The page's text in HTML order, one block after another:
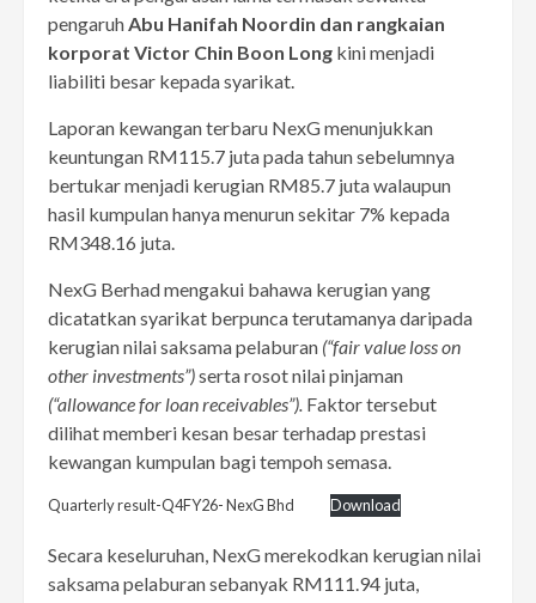
pengaruhAbu Hanifah Noordin dan rangkaian
korporat Victor Chin Boon Long kini menjadi
liabiliti besar kepada syarikat.
Laporan kewangan terbaru NexG menunjukkan
keuntungan RM115.7 juta pada tahun sebelumnya
bertukar menjadi kerugian RM85.7 juta walaupun
hasil kumpulan hanya menurun sekitar 7% kepada
RM348.16 juta.
NexG Berhad mengakui bahawa kerugian yang
dicatatkan syarikat berpunca terutamanya daripada
kerugian nilai saksama pelaburan (“fair value loss on
other investments”)serta rosot nilai pinjaman
(“allowance for loan receivables”). Faktor tersebut
dilihat memberi kesan besar terhadap prestasi
kewangan kumpulan bagi tempoh semasa.
Quarterly result-Q4FY26- NexG Bhd Download
Secara keseluruhan, NexG merekodkan kerugian nilai
saksama pelaburan sebanyak RM111.94 juta,